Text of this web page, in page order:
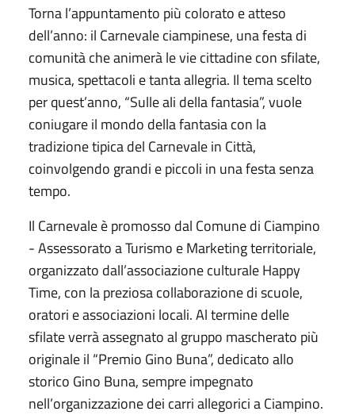
Torna l’appuntamento più colorato e atteso
dell’anno: il Carnevale ciampinese, una festa di
comunità che animerà le vie cittadine con sfilate,
musica, spettacoli e tanta allegria. Il tema scelto
per quest’anno, “Sulle ali della fantasia”, vuole
coniugare il mondo della fantasia con la
tradizione tipica del Carnevale in Città,
coinvolgendo grandi e piccoli in una festa senza
tempo.
Il Carnevale è promosso dal Comune di Ciampino
- Assessorato a Turismo e Marketing territoriale,
organizzato dall’associazione culturale Happy
Time, con la preziosa collaborazione di scuole,
oratori e associazioni locali. Al termine delle
sfilate verrà assegnato al gruppo mascherato più
originale il “Premio Gino Buna”, dedicato allo
storico Gino Buna, sempre impegnato
nell’organizzazione dei carri allegorici a Ciampino.